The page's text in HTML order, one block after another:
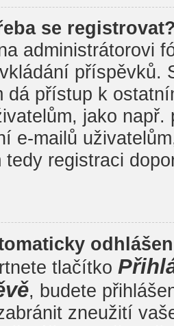
se
administrátorovi
příspěvků.
dá přístup k
jako např.
e-mailů
tedy registraci
tlačítko
, budete
zneužití